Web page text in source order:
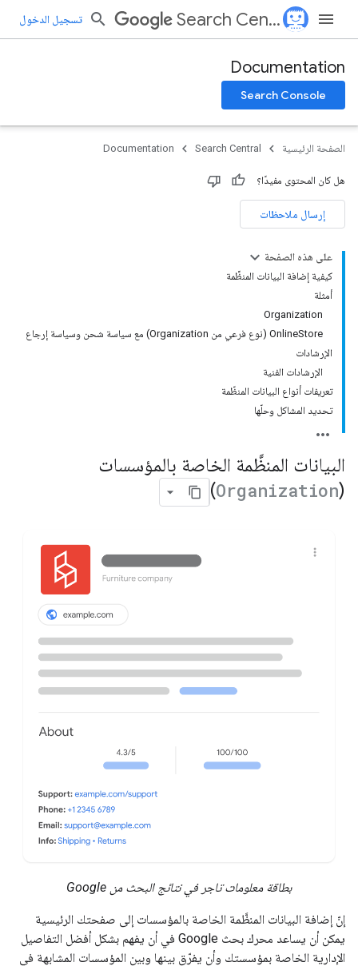
Search Central تسجيل الدخول
Documentation
Search Console
الصفحة الرئيسية Search Central
Documentation
هل كان المحتوى مفيدًا؟
إرسال ملاحظات
على هذه الصفحة
كيفية إضافة البيانات المنظَّمة
أمثلة
Organization
‫OnlineStore (نوع فرعي من Organization) مع سياسة شحن وسياسة إرجاع
الإرشادات
الإرشادات الفنية
تعريفات أنواع البيانات المنظّمة
تحديد المشاكل وحلّها
البيانات المنظَّمة الخاصة بالمؤسسات
(
Organization
)
بطاقة معلومات تاجر في نتائج البحث من Google
إنّ إضافة البيانات المنظَّمة الخاصة بالمؤسسات إلى صفحتك الرئيسية
يمكن أن يساعد محرك بحث Google في أن يفهم بشكل أفضل التفاصيل
الإدارية الخاصة بمؤسستك وأن يفرّق بينها وبين المؤسسات المشابهة في